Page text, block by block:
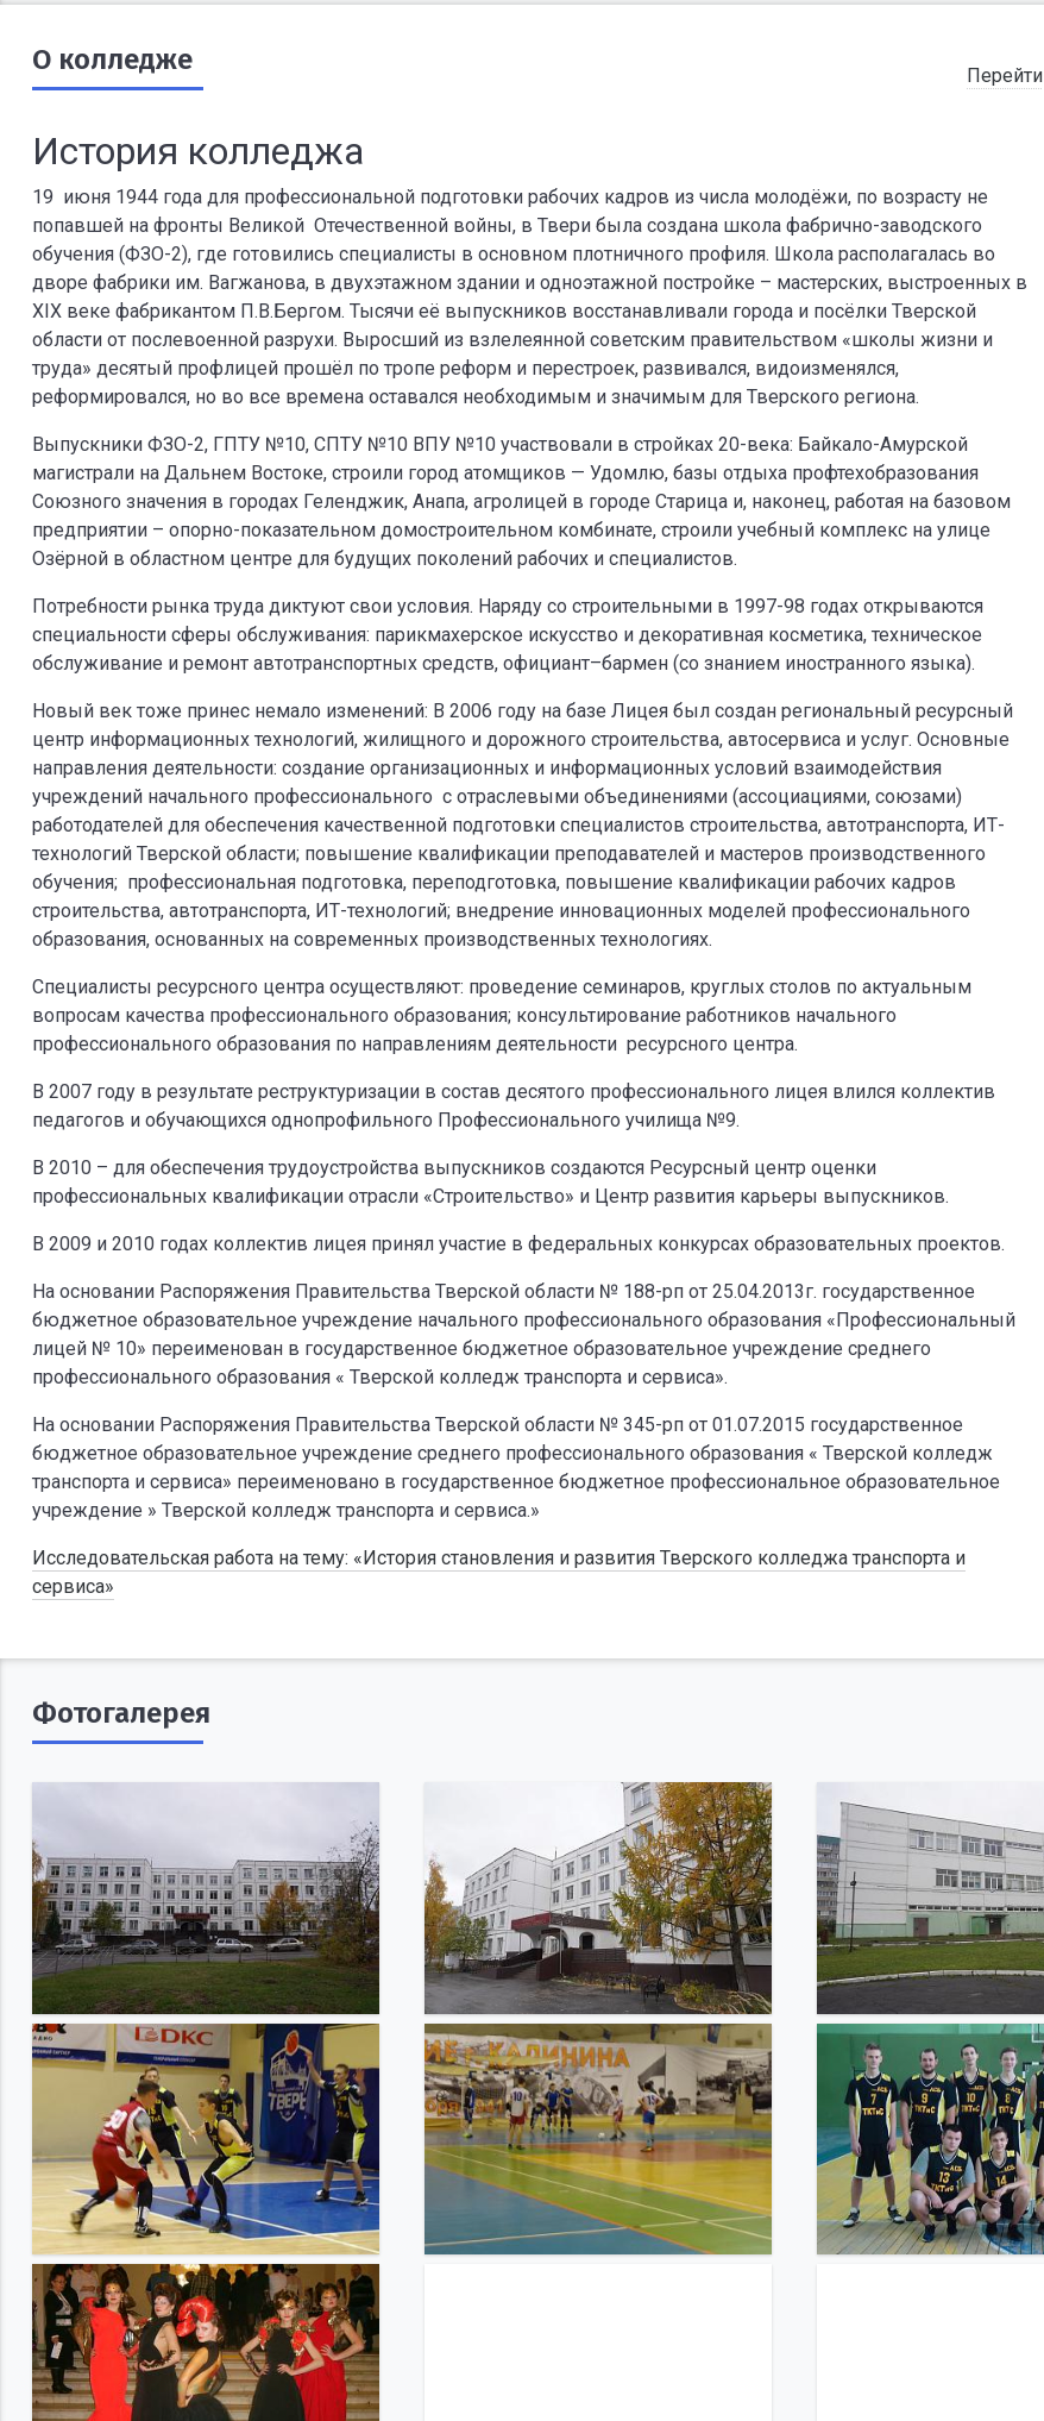
О колледже Перейти
История колледжа
19 июня 1944 года для профессиональной подготовки рабочих кадров из числа молодёжи, по возрасту не
попавшей на фронты Великой Отечественной войны, в Твери была создана школа фабрично-заводского
обучения (ФЗО-2), где готовились специалисты в основном плотничного профиля. Школа располагалась во
дворе фабрики им. Вагжанова, в двухэтажном здании и одноэтажной постройке – мастерских, выстроенных в
ХIХ веке фабрикантом П.В.Бергом. Тысячи её выпускников восстанавливали города и посёлки Тверской
области от послевоенной разрухи. Выросший из взлелеянной советским правительством «школы жизни и
труда» десятый профлицей прошёл по тропе реформ и перестроек, развивался, видоизменялся,
реформировался, но во все времена оставался необходимым и значимым для Тверского региона.
Выпускники ФЗО-2, ГПТУ №10, СПТУ №10 ВПУ №10 участвовали в стройках 20-века: Байкало-Амурской
магистрали на Дальнем Востоке, строили город атомщиков — Удомлю, базы отдыха профтехобразования
Союзного значения в городах Геленджик, Анапа, агролицей в городе Старица и, наконец, работая на базовом
предприятии – опорно-показательном домостроительном комбинате, строили учебный комплекс на улице
Озёрной в областном центре для будущих поколений рабочих и специалистов.
Потребности рынка труда диктуют свои условия. Наряду со строительными в 1997-98 годах открываются
специальности сферы обслуживания: парикмахерское искусство и декоративная косметика, техническое
обслуживание и ремонт автотранспортных средств, официант–бармен (со знанием иностранного языка).
Новый век тоже принес немало изменений: В 2006 году на базе Лицея был создан региональный ресурсный
центр информационных технологий, жилищного и дорожного строительства, автосервиса и услуг. Основные
направления деятельности: создание организационных и информационных условий взаимодействия
учреждений начального профессионального с отраслевыми объединениями (ассоциациями, союзами)
работодателей для обеспечения качественной подготовки специалистов строительства, автотранспорта, ИТ-
технологий Тверской области; повышение квалификации преподавателей и мастеров производственного
обучения; профессиональная подготовка, переподготовка, повышение квалификации рабочих кадров
строительства, автотранспорта, ИТ-технологий; внедрение инновационных моделей профессионального
образования, основанных на современных производственных технологиях.
Специалисты ресурсного центра осуществляют: проведение семинаров, круглых столов по актуальным
вопросам качества профессионального образования; консультирование работников начального
профессионального образования по направлениям деятельности ресурсного центра.
В 2007 году в результате реструктуризации в состав десятого профессионального лицея влился коллектив
педагогов и обучающихся однопрофильного Профессионального училища №9.
В 2010 – для обеспечения трудоустройства выпускников создаются Ресурсный центр оценки
профессиональных квалификации отрасли «Строительство» и Центр развития карьеры выпускников.
В 2009 и 2010 годах коллектив лицея принял участие в федеральных конкурсах образовательных проектов.
На основании Распоряжения Правительства Тверской области № 188-рп от 25.04.2013г. государственное
бюджетное образовательное учреждение начального профессионального образования «Профессиональный
лицей № 10» переименован в государственное бюджетное образовательное учреждение среднего
профессионального образования « Тверской колледж транспорта и сервиса».
На основании Распоряжения Правительства Тверской области № 345-рп от 01.07.2015 государственное
бюджетное образовательное учреждение среднего профессионального образования « Тверской колледж
транспорта и сервиса» переименовано в государственное бюджетное профессиональное образовательное
учреждение » Тверской колледж транспорта и сервиса.»
Исследовательская работа на тему: «История становления и развития Тверского колледжа транспорта и
сервиса»
Фотогалерея